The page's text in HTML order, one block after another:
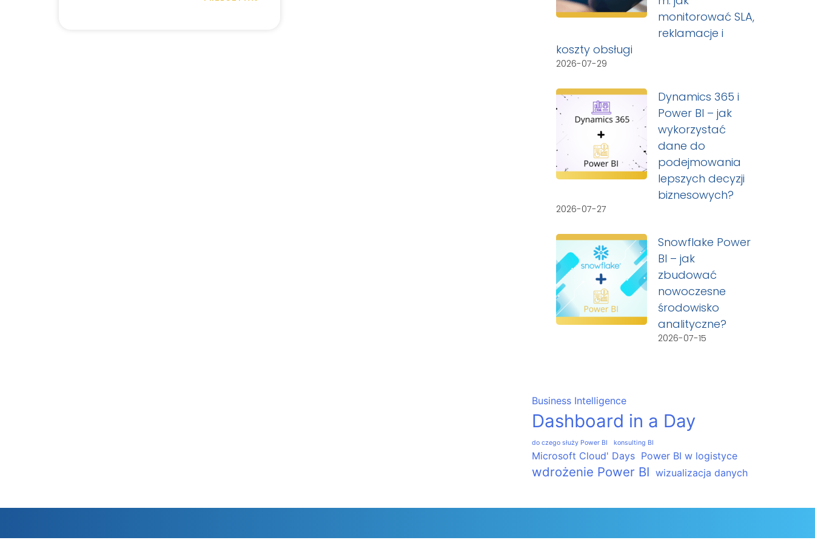
monitorować SLA,
reklamacje i
koszty obsługi
2026-07-29
Dynamics 365 i
Power BI – jak
wykorzystać
dane do
podejmowania
lepszych decyzji
biznesowych?
2026-07-27
Snowflake Power
BI – jak
zbudować
nowoczesne
środowisko
analityczne?
2026-07-15
Business Intelligence
Dashboard in a Day
do czego służy Power BI konsulting BI
Microsoft Cloud' Days Power BI w logistyce
wdrożenie Power BI wizualizacja danych